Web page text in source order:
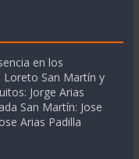
en los
Loreto San Martín y
Jorge Arias
San Martín: Jose
Arias Padilla